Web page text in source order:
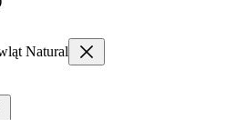
Natural